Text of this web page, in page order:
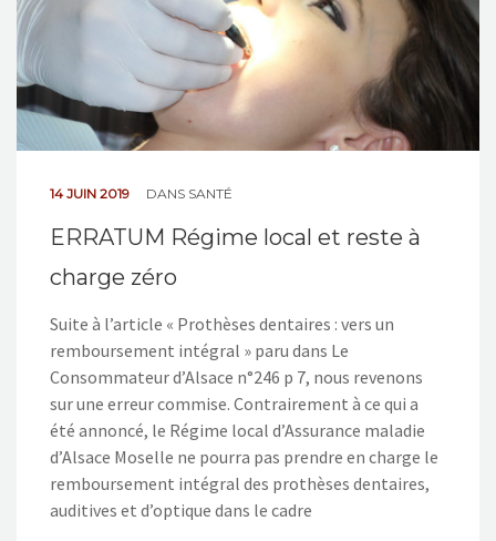
14 JUIN 2019 DANS SANTÉ
ERRATUM Régime local et reste à
charge zéro
Suite à l’article « Prothèses dentaires : vers un
remboursement intégral » paru dans Le
Consommateur d’Alsace n°246 p 7, nous revenons
sur une erreur commise. Contrairement à ce qui a
été annoncé, le Régime local d’Assurance maladie
d’Alsace Moselle ne pourra pas prendre en charge le
remboursement intégral des prothèses dentaires,
auditives et d’optique dans le cadre